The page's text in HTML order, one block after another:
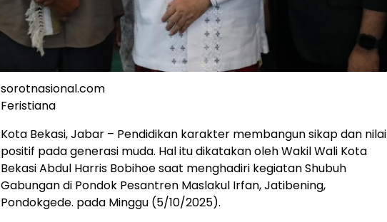
sorotnasional.com
Feristiana
Kota Bekasi, Jabar – Pendidikan karakter membangun sikap dan nilai
positif pada generasi muda. Hal itu dikatakan oleh Wakil Wali Kota
Bekasi Abdul Harris Bobihoe saat menghadiri kegiatan Shubuh
Gabungan di Pondok Pesantren Maslakul Irfan, Jatibening,
Pondokgede. pada Minggu (5/10/2025).